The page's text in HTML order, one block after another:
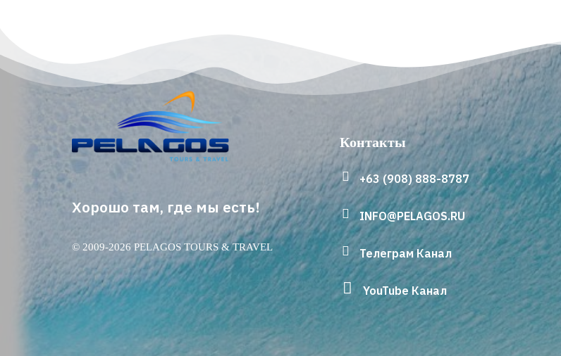
Хорошо там, где мы есть!
© 2009-2026 PELAGOS TOURS & TRAVEL
Контакты
+63 (908) 888-8787
INFO@PELAGOS.RU
Телеграм Канал
YouTube Канал